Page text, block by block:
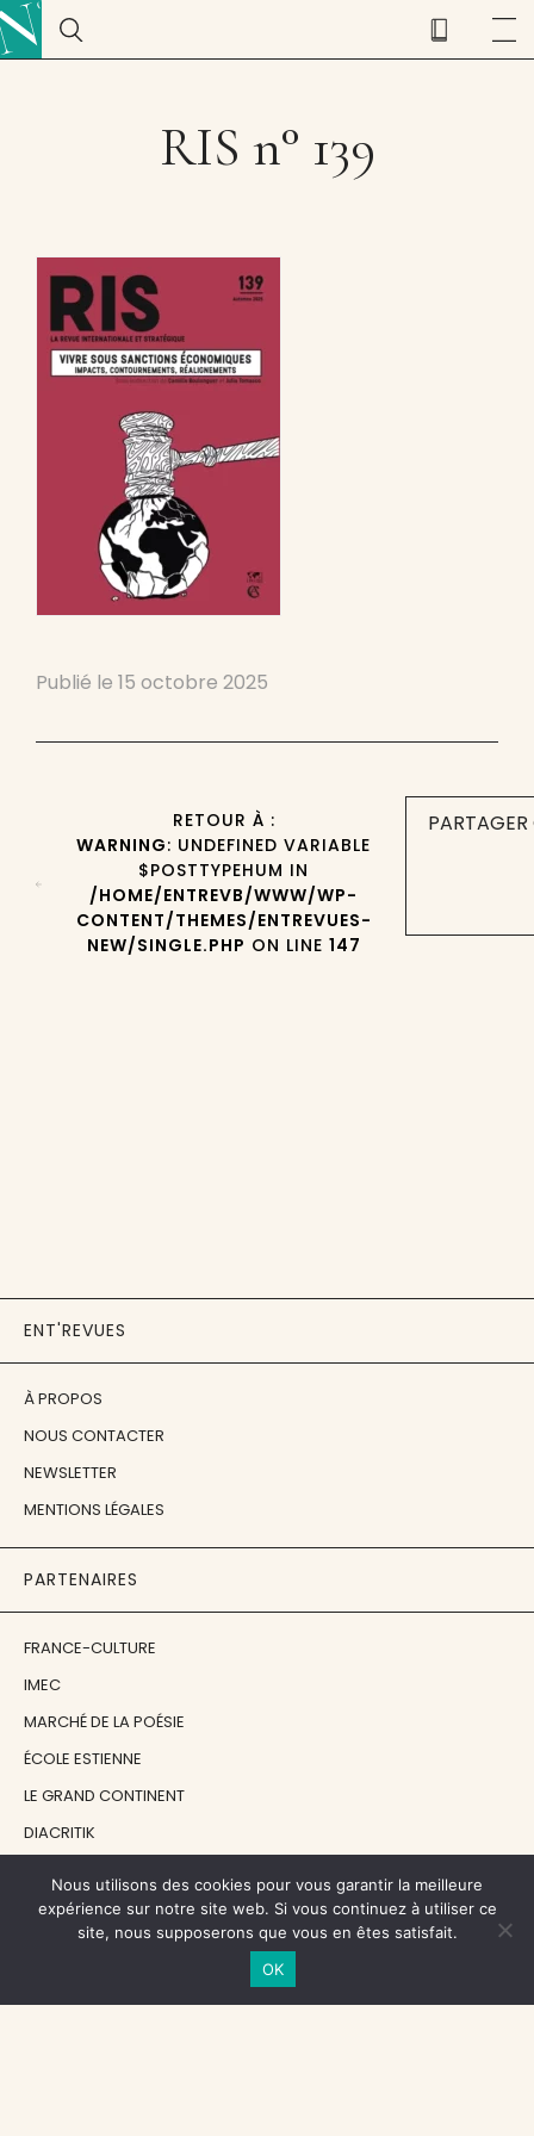
RIS n° 139
Publié le 15 octobre 2025
RETOUR À :
WARNING: UNDEFINED VARIABLE
$POSTTYPEHUM IN
/HOME/ENTREVB/WWW/WP-
CONTENT/THEMES/ENTREVUES-
NEW/SINGLE.PHP ON LINE 147
ENT'REVUES
À PROPOS
NOUS CONTACTER
NEWSLETTER
MENTIONS LÉGALES
PARTENAIRES
FRANCE-CULTURE
IMEC
MARCHÉ DE LA POÉSIE
ÉCOLE ESTIENNE
LE GRAND CONTINENT
DIACRITIK
NOS SOUTIENS
CENTRE NATIONAL DU LIVRE
Nous utilisons des cookies pour vous garantir la meilleure
expérience sur notre site web. Si vous continuez à utiliser ce
site, nous supposerons que vous en êtes satisfait.
OK